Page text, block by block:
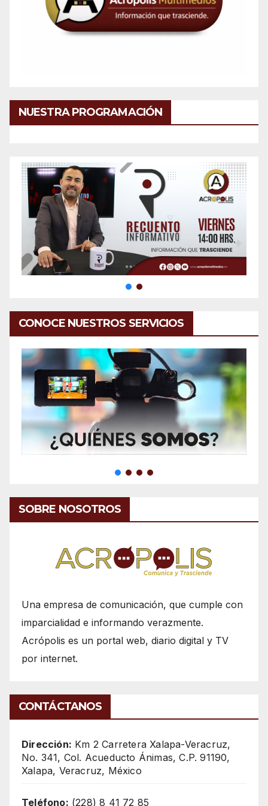
NUESTRA PROGRAMACIÓN
CONOCE NUESTROS SERVICIOS
SOBRE NOSOTROS
Una empresa de comunicación, que cumple con
imparcialidad e informando verazmente.
Acrópolis es un portal web, diario digital y TV
por internet.
CONTÁCTANOS
Dirección: Km 2 Carretera Xalapa-Veracruz,
No. 341, Col. Acueducto Ánimas, C.P. 91190,
Xalapa, Veracruz, México
Teléfono: (228) 8 41 72 85